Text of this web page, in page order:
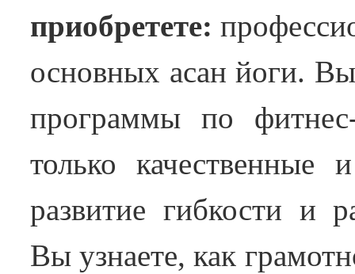
приобретете:
основных асан йоги. Вы
программы по
только
развитие гибкости и
Вы узнаете, как